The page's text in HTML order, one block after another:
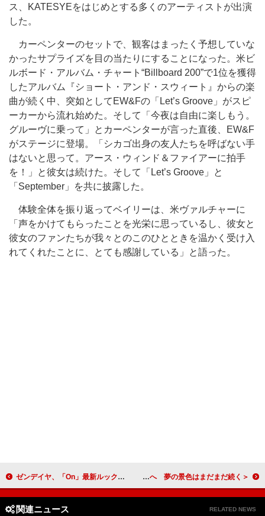
ス、KATESYEをはじめとする多くのアーティストが出演
した。
カーペンターのセットで、観客はまったく予想していな
かったサプライズを目の当たりにすることになった。米ビ
ルボード・アルバム・チャート“Billboard 200”で1位を獲得
したアルバム『ショート・アンド・スウィート』からの楽
曲が続く中、突如としてEW&Fの「Let’s Groove」がスピ
ーカーから流れ始めた。そして「今夜は自由に楽しもう。
グルーヴに乗って」とカーペンターが言った直後、EW&F
がステージに登場。「シカゴ出身の友人たちを呼ばない手
はないと思って。 アース・ウィンド＆ファイアーに拍手
を！」と彼女は続けた。そして「Let’s Groove」と
「September」を共に披露した。
体験全体を振り返ってベイリーは、米ヴァルチャーに
「声をかけてもらったことを光栄に思っているし、彼女と
彼女のファンたちが我々とのこのひとときを温かく受け入
れてくれたことに、とても感謝している」と語った。
ゼンデイヤ、「On」最新ルック＆共同開発シューズを公開 内面を見つめる特別フィルムも ＜ライブレポート＞FRUITS ZIPPER、3周年祝祭のSSAから東京ドームへ 夢の景色はまだまだ続く
関連ニュース RELATED NEWS